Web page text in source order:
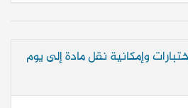
وإمكانية نقل مادة إلى يوم